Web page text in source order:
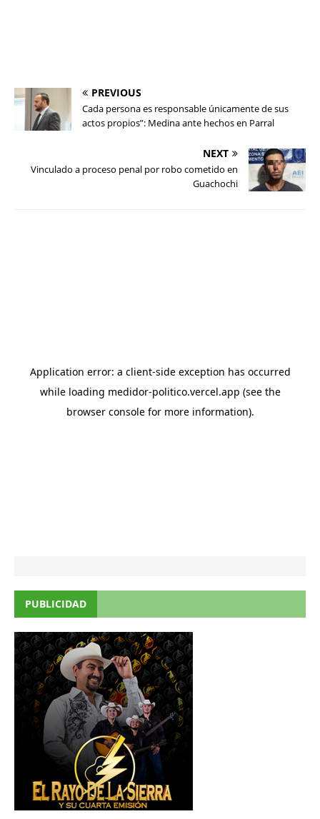
PREVIOUS
Cada persona es responsable únicamente de sus
actos propios”: Medina ante hechos en Parral
NEXT
Vinculado a proceso penal por robo cometido en
Guachochi
PUBLICIDAD